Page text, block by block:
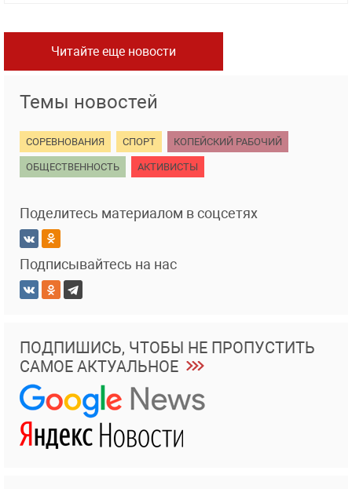
Читайте еще новости
Темы новостей
СОРЕВНОВАНИЯ СПОРТ КОПЕЙСКИЙ РАБОЧИЙ
ОБЩЕСТВЕННОСТЬ АКТИВИСТЫ
Поделитесь материалом в соцсетях
Подписывайтесь на нас
ПОДПИШИСЬ, ЧТОБЫ НЕ ПРОПУСТИТЬ
САМОЕ АКТУАЛЬНОЕ